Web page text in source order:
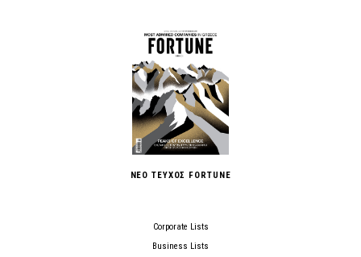
ΝΕΟ ΤΕΥΧΟΣ FORTUNE
Corporate Lists
Business Lists